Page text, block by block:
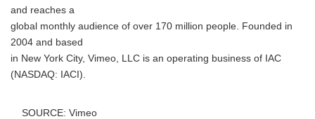
and reaches a
global monthly audience of over 170 million people. Founded in
2004 and based
in New York City, Vimeo, LLC is an operating business of IAC
(NASDAQ: IACI).
SOURCE: Vimeo